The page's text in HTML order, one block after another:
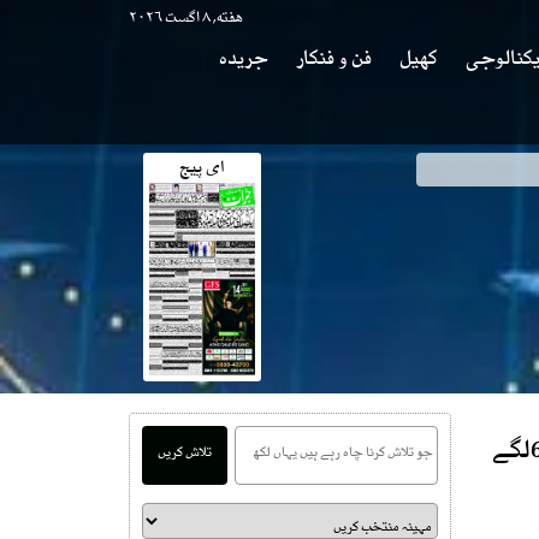
هفته, ۸ اگست ۲۰۲۶
کھیل فن و فنکار
جریدہ
ای پیج
چیف الیکشن کمشنر قومی مجرم ہیں، آرٹیکل 6لگے
تلاش کریں